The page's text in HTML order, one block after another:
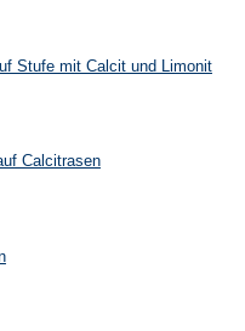
Stufe mit Calcit und Limonit
Calcitrasen